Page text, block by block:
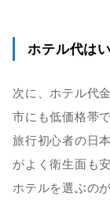
ホテル代は
次に、ホテル代
市にも低価格帯
旅行初心者の日
がよく衛生面も
ホテルを選ぶの